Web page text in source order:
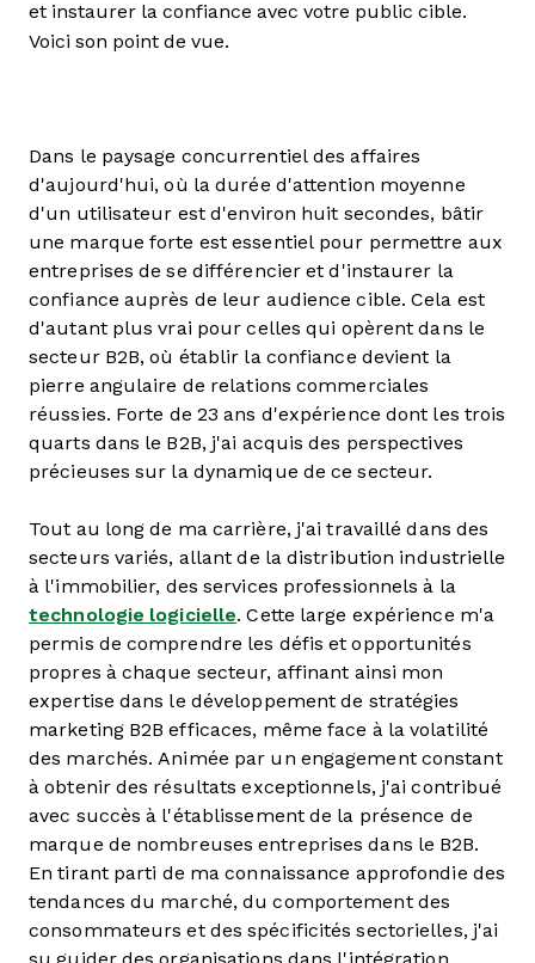
et instaurer la confiance avec votre public cible.
Voici son point de vue.
Dans le paysage concurrentiel des affaires
d'aujourd'hui, où la durée d'attention moyenne
d'un utilisateur est d'environ huit secondes, bâtir
une marque forte est essentiel pour permettre aux
entreprises de se différencier et d'instaurer la
confiance auprès de leur audience cible. Cela est
d'autant plus vrai pour celles qui opèrent dans le
secteur B2B, où établir la confiance devient la
pierre angulaire de relations commerciales
réussies. Forte de 23 ans d'expérience dont les trois
quarts dans le B2B, j'ai acquis des perspectives
précieuses sur la dynamique de ce secteur.
Tout au long de ma carrière, j'ai travaillé dans des
secteurs variés, allant de la distribution industrielle
à l'immobilier, des services professionnels à la
technologie logicielle. Cette large expérience m'a
permis de comprendre les défis et opportunités
propres à chaque secteur, affinant ainsi mon
expertise dans le développement de stratégies
marketing B2B efficaces, même face à la volatilité
des marchés. Animée par un engagement constant
à obtenir des résultats exceptionnels, j'ai contribué
avec succès à l'établissement de la présence de
marque de nombreuses entreprises dans le B2B.
En tirant parti de ma connaissance approfondie des
tendances du marché, du comportement des
consommateurs et des spécificités sectorielles, j'ai
su guider des organisations dans l'intégration